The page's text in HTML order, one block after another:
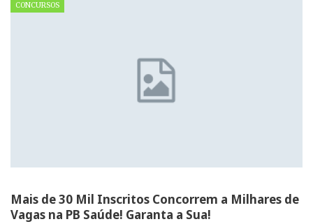
CONCURSOS
Mais de 30 Mil Inscritos Concorrem a Milhares de
Vagas na PB Saúde! Garanta a Sua!